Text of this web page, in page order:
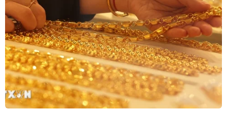
Tổng Biên tập: TRẦN TIẾN DUẨN
Phó Tổng Biên tập: NGUYỄN THỊ TÁM, KHÚC THANH
THỦY
Sở hữu trí tuệ
Quy định sử dụng
RSS
Hỗ trợ
Ngôn ngữ
TTXVN